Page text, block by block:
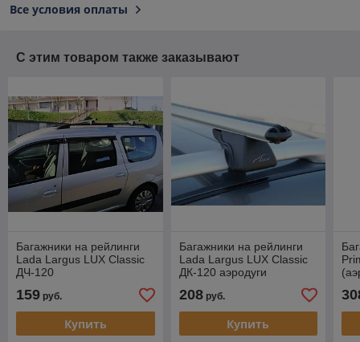
Все условия оплаты
С этим товаром также заказывают
Багажники на рейлинги
Lada Largus LUX Classic
ДЧ-120
159 руб.
Купить
Багажники на рейлинги
Lada Largus LUX Classic
ДК-120 аэродуги
208руб.
Купить